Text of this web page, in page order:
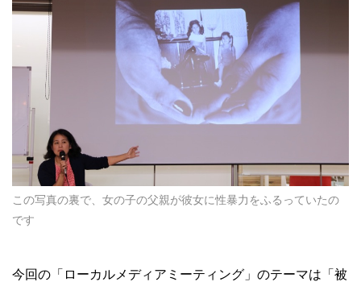
この写真の裏で、女の子の父親が彼女に性暴力をふるっていたの
です
今回の「ローカルメディアミーティング」のテーマは「被